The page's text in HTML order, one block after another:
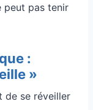
peut pas tenir
:
»
de se réveiller